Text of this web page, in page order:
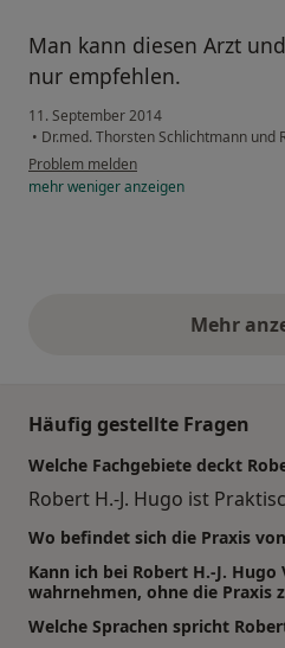
Man kann diesen Arzt
nur empfehlen.
11. September 2014
• Dr.med. Thorsten Schlichtmann und
Problem melden
mehrwenigeranzeigen
Mehr
Häufig gestellte Fragen
Welche Fachgebiete deckt
Robert H.-J. Hugo ist
Wo befindet sich die Praxis
Kann ich bei Robert H.-J.
wahrnehmen, ohne die Praxis
Welche Sprachen spricht